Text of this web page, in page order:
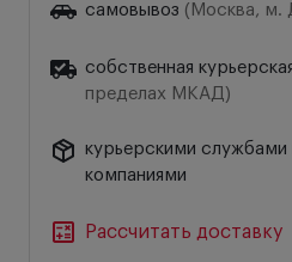
самовывоз (Москва, м.
собственная
пределах МКАД)
курьерскими
компаниями
Рассчитать доставку